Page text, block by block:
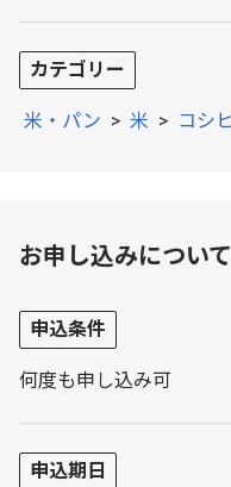
カテゴリー
米・パン > 米 > コシ
お申し込みについて
申込条件
何度も申し込み可
申込期日